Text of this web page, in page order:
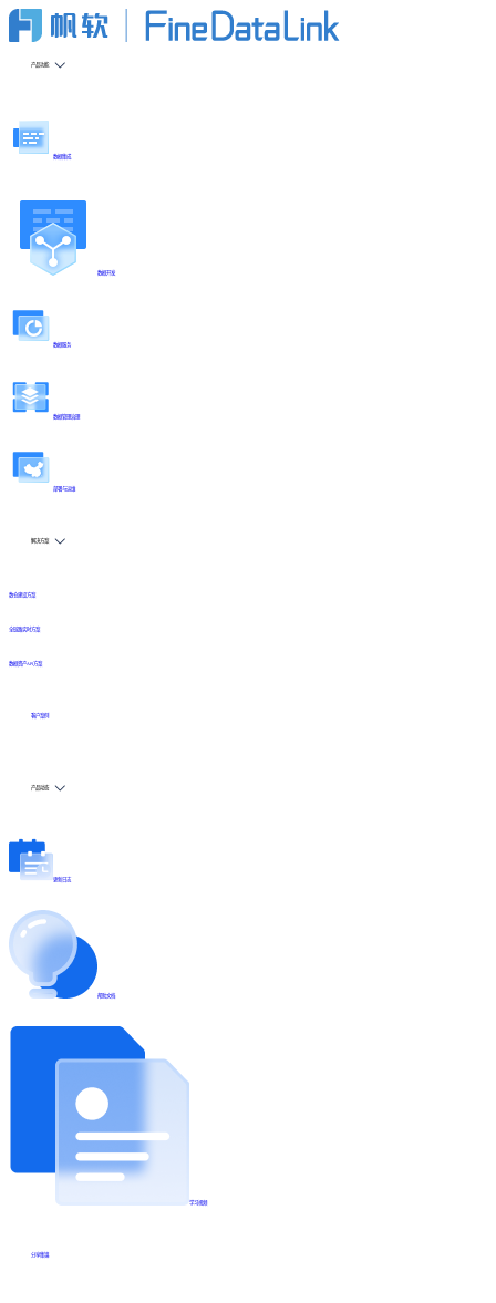
产品功能
数据集成
数据开发
数据服务
数据管理治理
部署与运维
解决方案
数仓建设方案
全链路实时方案
数据资产API方案
客户案例
产品动态
更新日志
帮助文档
学习视频
分享集锦